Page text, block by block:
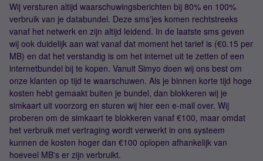
Wij versturen altijd waarschuwingsberichten bij 80% en 100%
verbruik van je databundel. Deze sms’jes komen rechtstreeks
vanaf het netwerk en zijn altijd leidend. In de laatste sms geven
wij ook duidelijk aan wat vanaf dat moment het tarief is (€0.15 per
MB) en dat het verstandig is om het internet uit te zetten of een
internetbundel bij te kopen. Vanuit Simyo doen wij ons best om
onze klanten op tijd te waarschuwen. Als je binnen korte tijd hoge
kosten hebt gemaakt buiten je bundel, dan blokkeren wij je
simkaart uit voorzorg en sturen wij hier een e-mail over. Wij
proberen om de simkaart te blokkeren vanaf €100, maar omdat
het verbruik met vertraging wordt verwerkt in ons systeem
kunnen de kosten hoger dan €100 oplopen afhankelijk van
hoeveel MB's er zijn verbruikt.